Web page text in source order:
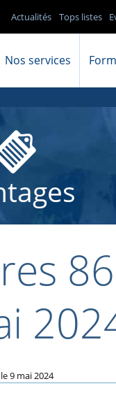
Tops listes
Actualités
Nos services
9 mai 2024